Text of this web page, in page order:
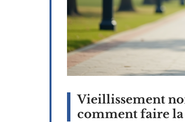
Vieillissement
comment faire la